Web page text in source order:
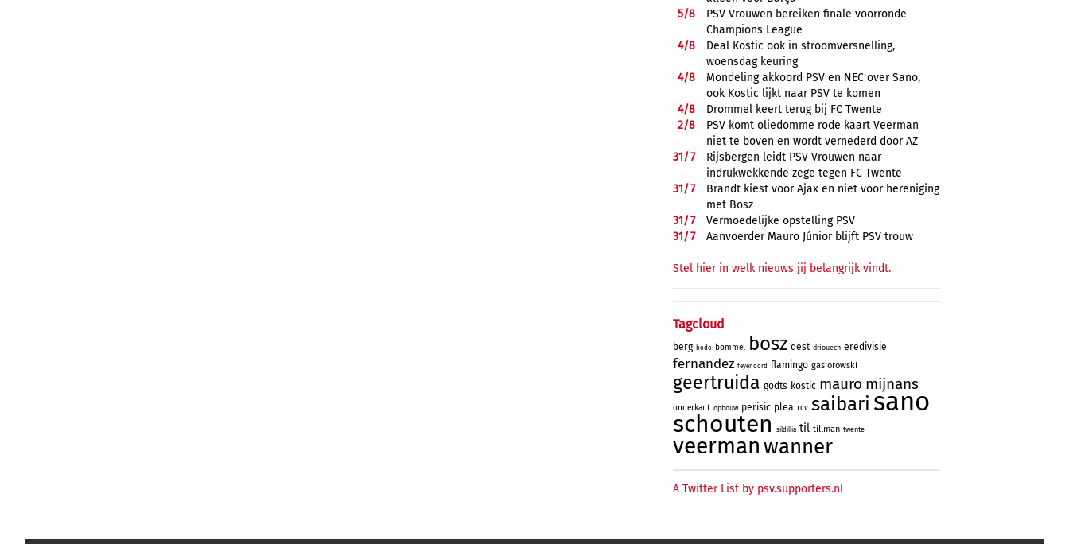
5/8
PSV Vrouwen bereiken finale voorronde
Champions League
4/8
Deal Kostic ook in stroomversnelling,
woensdag keuring
4/8
Mondeling akkoord PSV en NEC over Sano,
ook Kostic lijkt naar PSV te komen
4/8
Drommel keert terug bij FC Twente
2/8
PSV komt oliedomme rode kaart Veerman
niet te boven en wordt vernederd door AZ
31/7
Rijsbergen leidt PSV Vrouwen naar
indrukwekkende zege tegen FC Twente
31/7
Brandt kiest voor Ajax en niet voor hereniging
met Bosz
31/7
Vermoedelijke opstelling PSV
31/7 Aanvoerder Mauro Júnior blijft PSV trouw
Stel hier in welk nieuws jij belangrijk vindt.
Tagcloud
berg bodo bommel bosz dest driouech eredivisie
fernandez feyenoord flamingo gasiorowski
geertruida godts kostic mauro mijnans
onderkant opbouw perisic plea rcv saibari sano
schouten sildillia til tillman twente
veermanwanner
A Twitter List by psv.supporters.nl